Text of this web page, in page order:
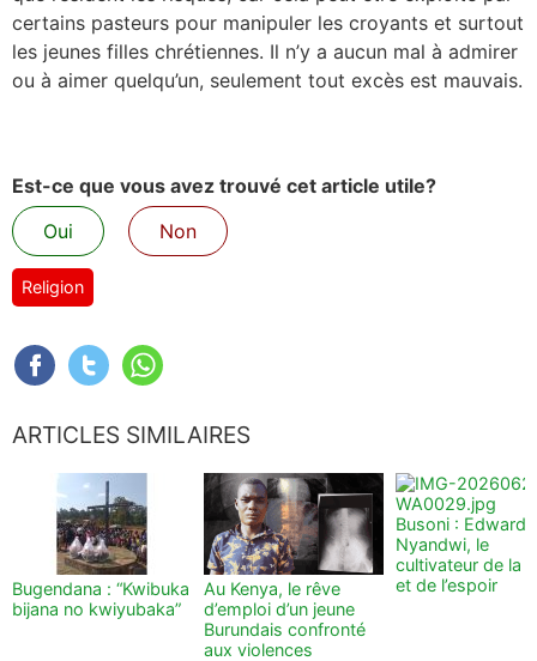
certains pasteurs pour manipuler les croyants et surtout
les jeunes filles chrétiennes. Il n’y a aucun mal à admirer
ou à aimer quelqu’un, seulement tout excès est mauvais.
Est-ce que vous avez trouvé cet article utile?
Oui
Non
Religion
ARTICLES SIMILAIRES
Bugendana : “Kwibuka
bijana no kwiyubaka”
Au Kenya, le rêve
d’emploi d’un jeune
Burundais confronté
aux violences
Busoni : Edward
Nyandwi, le
cultivateur de la
et de l’espoir